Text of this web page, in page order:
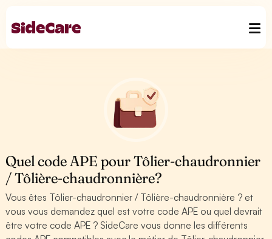
Quel code APE pour Tôlier-chaudronnier
/ Tôlière-chaudronnière?
Vous êtes Tôlier-chaudronnier / Tôlière-chaudronnière ? et
vous vous demandez quel est votre code APE ou quel devrait
être votre code APE ? SideCare vous donne les différents